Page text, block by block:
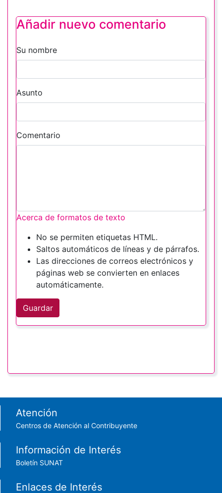
Añadir nuevo comentario
Su nombre
Asunto
Comentario
Acerca de formatos de texto
No se permiten etiquetas HTML.
Saltos automáticos de líneas y de párrafos.
Las direcciones de correos electrónicos y
páginas web se convierten en enlaces
automáticamente.
Guardar
Footer menu
Atención
Centros de Atención al Contribuyente
Información de Interés
Boletín SUNAT
Enlaces de Interés